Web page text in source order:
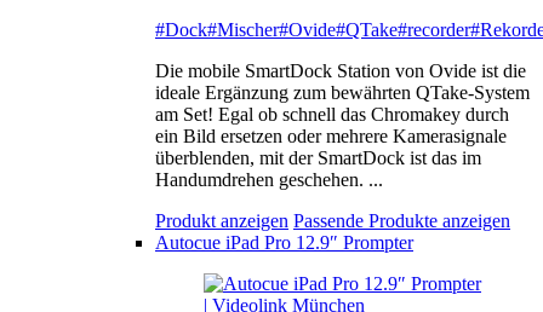
#Dock#Mischer#Ovide#QTake#recorder
Die mobile SmartDock Station von Ovide ist die
ideale Ergänzung zum bewährten QTake-System
am Set! Egal ob schnell das Chromakey durch
ein Bild ersetzen oder mehrere Kamerasignale
überblenden, mit der SmartDock ist das im
Handumdrehen geschehen. ...
Produkt anzeigen Passende Produkte anzeigen
Autocue iPad Pro 12.9″ Prompter